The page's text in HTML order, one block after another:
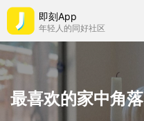
即刻App
年轻人的同好社区
最喜欢的家中角落